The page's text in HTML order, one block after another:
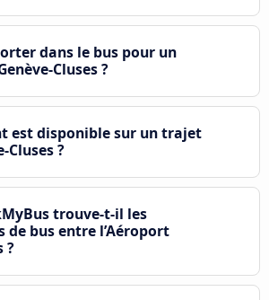
dans le bus pour un
Cluses ?
est disponible sur un trajet
Cluses ?
trouve-t-il les
de bus entre l’Aéroport
?